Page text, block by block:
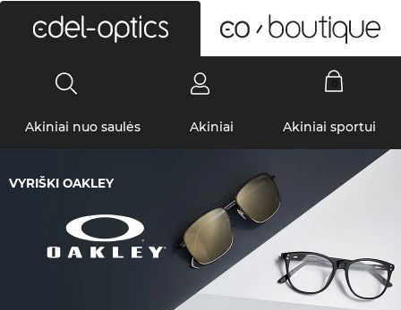
Akiniai nuo saulės Akiniai Akiniai sportui
VYRIŠKI OAKLEY